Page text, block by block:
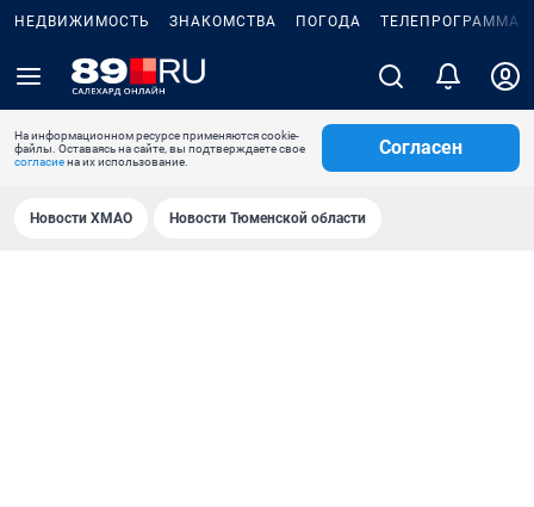
НЕДВИЖИМОСТЬ ЗНАКОМСТВА ПОГОДА ТЕЛЕПРОГРАММА
На информационном ресурсе применяются cookie-
файлы. Оставаясь на сайте, вы подтверждаете свое
согласиена их использование.
Согласен
Новости ХМАО Новости Тюменской области